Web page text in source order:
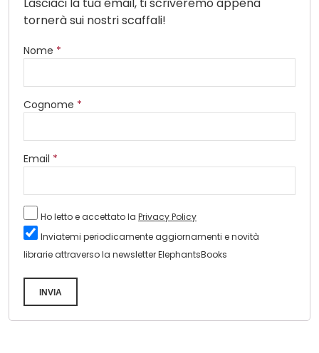
tornerà sui nostri scaffali!
Nome *
Cognome *
Email *
Ho letto e accettato la Privacy Policy
Inviatemi periodicamente aggiornamenti e novità
librarie attraverso la newsletter ElephantsBooks
INVIA